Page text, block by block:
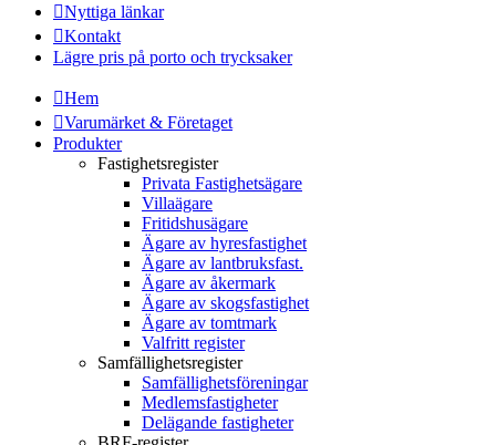
Nyttiga länkar
Kontakt
Lägre pris på porto och trycksaker
Hem
Varumärket & Företaget
Produkter
Fastighetsregister
Privata Fastighetsägare
Villaägare
Fritidshusägare
Ägare av hyresfastighet
Ägare av lantbruksfast.
Ägare av åkermark
Ägare av skogsfastighet
Ägare av tomtmark
Valfritt register
Samfällighetsregister
Samfällighetsföreningar
Medlemsfastigheter
Delägande fastigheter